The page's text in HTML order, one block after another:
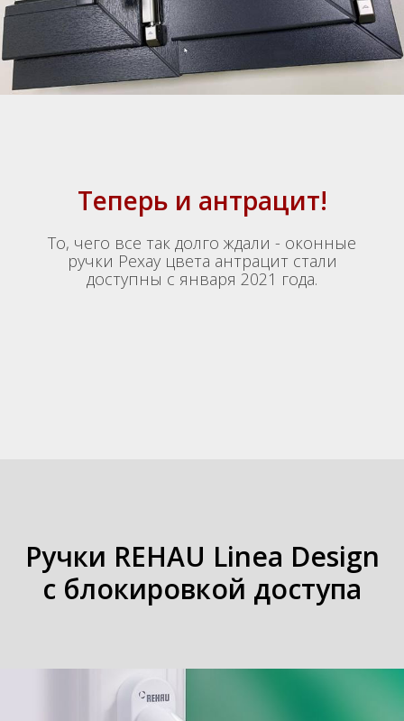
Теперь и антрацит!
То, чего все так долго ждали - оконные
ручки Рехау цвета антрацит стали
доступны с января 2021 года.
Ручки REHAU Linea Design
с блокировкой доступа